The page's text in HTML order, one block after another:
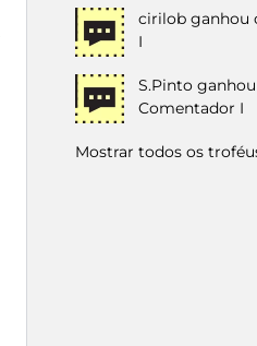
cirilob ganhou
I
S.Pinto
Comentador I
Mostrar todos os